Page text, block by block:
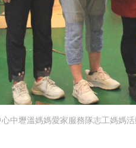
中壢溫媽媽愛家服務隊志工媽媽